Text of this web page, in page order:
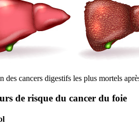
des cancers digestifs les plus mortels
de risque du cancer du foie